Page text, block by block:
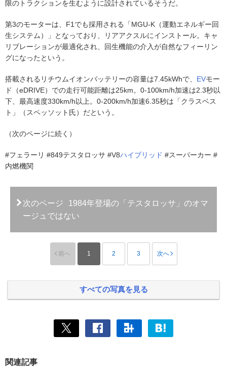
限のトラクションを生むように設計されているそうだ。
第3のモーターは、F1でも採用される「MGU-K（運動エネルギー回
生システム）」となっており、リアアクスルにインストール。キャ
リブレーションが最適化され、回生機能の介入が自然なフィーリン
グになったという。
搭載されるリチウムイオンバッテリーの容量は7.45kWhで、 EVモー
ド（eDRIVE）での走行可能距離は25km。0-100km/h加速は2.3秒以
下、最高速度330km/h以上。0-200km/h加速6.35秒は「クラスベス
ト」（スペッソット氏）だという。
（次のページに続く）
#フェラーリ #849テスタロッサ #V8ハイブリッド #スーパーカー #
内燃機関
次のページ
1984年登場の「テスタロッサ」のオマ
ージュではない
前へ 1 2 3 次へ
すべての写真を見る
関連記事